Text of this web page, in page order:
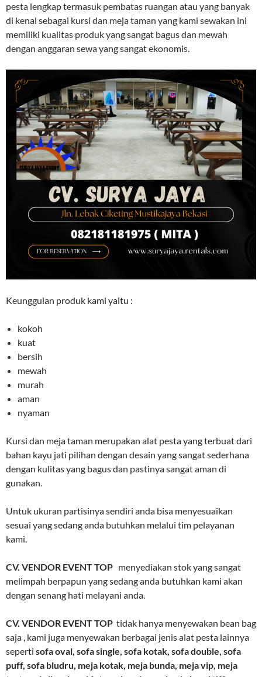
pesta lengkap termasuk pembatas ruangan atau yang banyak
di kenal sebagai kursi dan meja taman yang kami sewakan ini
memiliki kualitas produk yang sangat bagus dan mewah
dengan anggaran sewa yang sangat ekonomis.
Keunggulan produk kami yaitu :
kokoh
kuat
bersih
mewah
murah
aman
nyaman
Kursi dan meja taman merupakan alat pesta yang terbuat dari
bahan kayu jati pilihan dengan desain yang sangat sederhana
dengan kulitas yang bagus dan pastinya sangat aman di
gunakan.
Untuk ukuran partisinya sendiri anda bisa menyesuaikan
sesuai yang sedang anda butuhkan melalui tim pelayanan
kami.
CV. VENDOR EVENT TOP menyediakan stok yang sangat
melimpah berpapun yang sedang anda butuhkan kami akan
dengan senang hati melayani anda.
CV. VENDOR EVENT TOP tidak hanya menyewakan bean bag
saja , kami juga menyewakan berbagai jenis alat pesta lainnya
seperti sofa oval, sofa single, sofa kotak, sofa double, sofa
puff, sofa bludru, meja kotak, meja bunda, meja vip, meja